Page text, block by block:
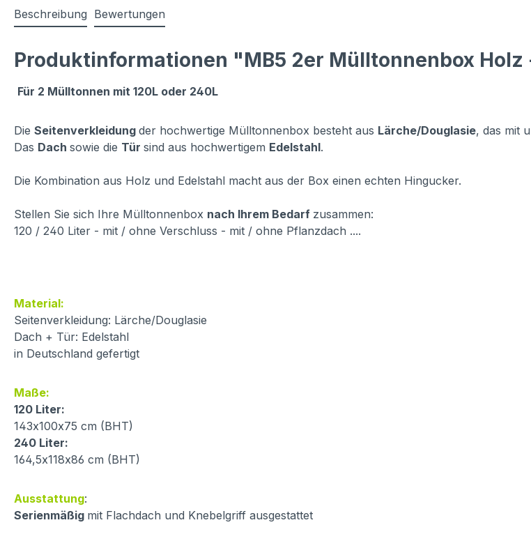
Beschreibung Bewertungen
Produktinformationen "MB5 2er Mülltonnenbox Holz
Für 2 Mülltonnen mit 120L oder 240L
Die Seitenverkleidung der hochwertige Mülltonnenbox besteht aus Lärche/Douglasie, das mit
Das Dach sowie die Tür sind aus hochwertigem Edelstahl.
Die Kombination aus Holz und Edelstahl macht aus der Box einen echten Hingucker.
Stellen Sie sich Ihre Mülltonnenbox nach Ihrem Bedarf zusammen:
120 / 240 Liter - mit / ohne Verschluss - mit / ohne Pflanzdach ....
Material:
Seitenverkleidung: Lärche/Douglasie
Dach + Tür: Edelstahl
in Deutschland gefertigt
Maße:
120 Liter:
143x100x75 cm (BHT)
240 Liter:
164,5x118x86 cm (BHT)
Ausstattung:
Serienmäßig mit Flachdach und Knebelgriff ausgestattet